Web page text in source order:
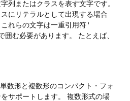
列またはクラスを表す文字です。
にリテラルとして出現する場合
れらの文字は一重引用符'
囲む必要があります。
たとえば、
数形と複数形のコンパクト・フォ
サポートします。
複数形式の場